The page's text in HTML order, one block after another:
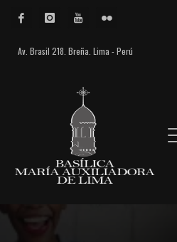
Av. Brasil 218. Breña. Lima - Perú